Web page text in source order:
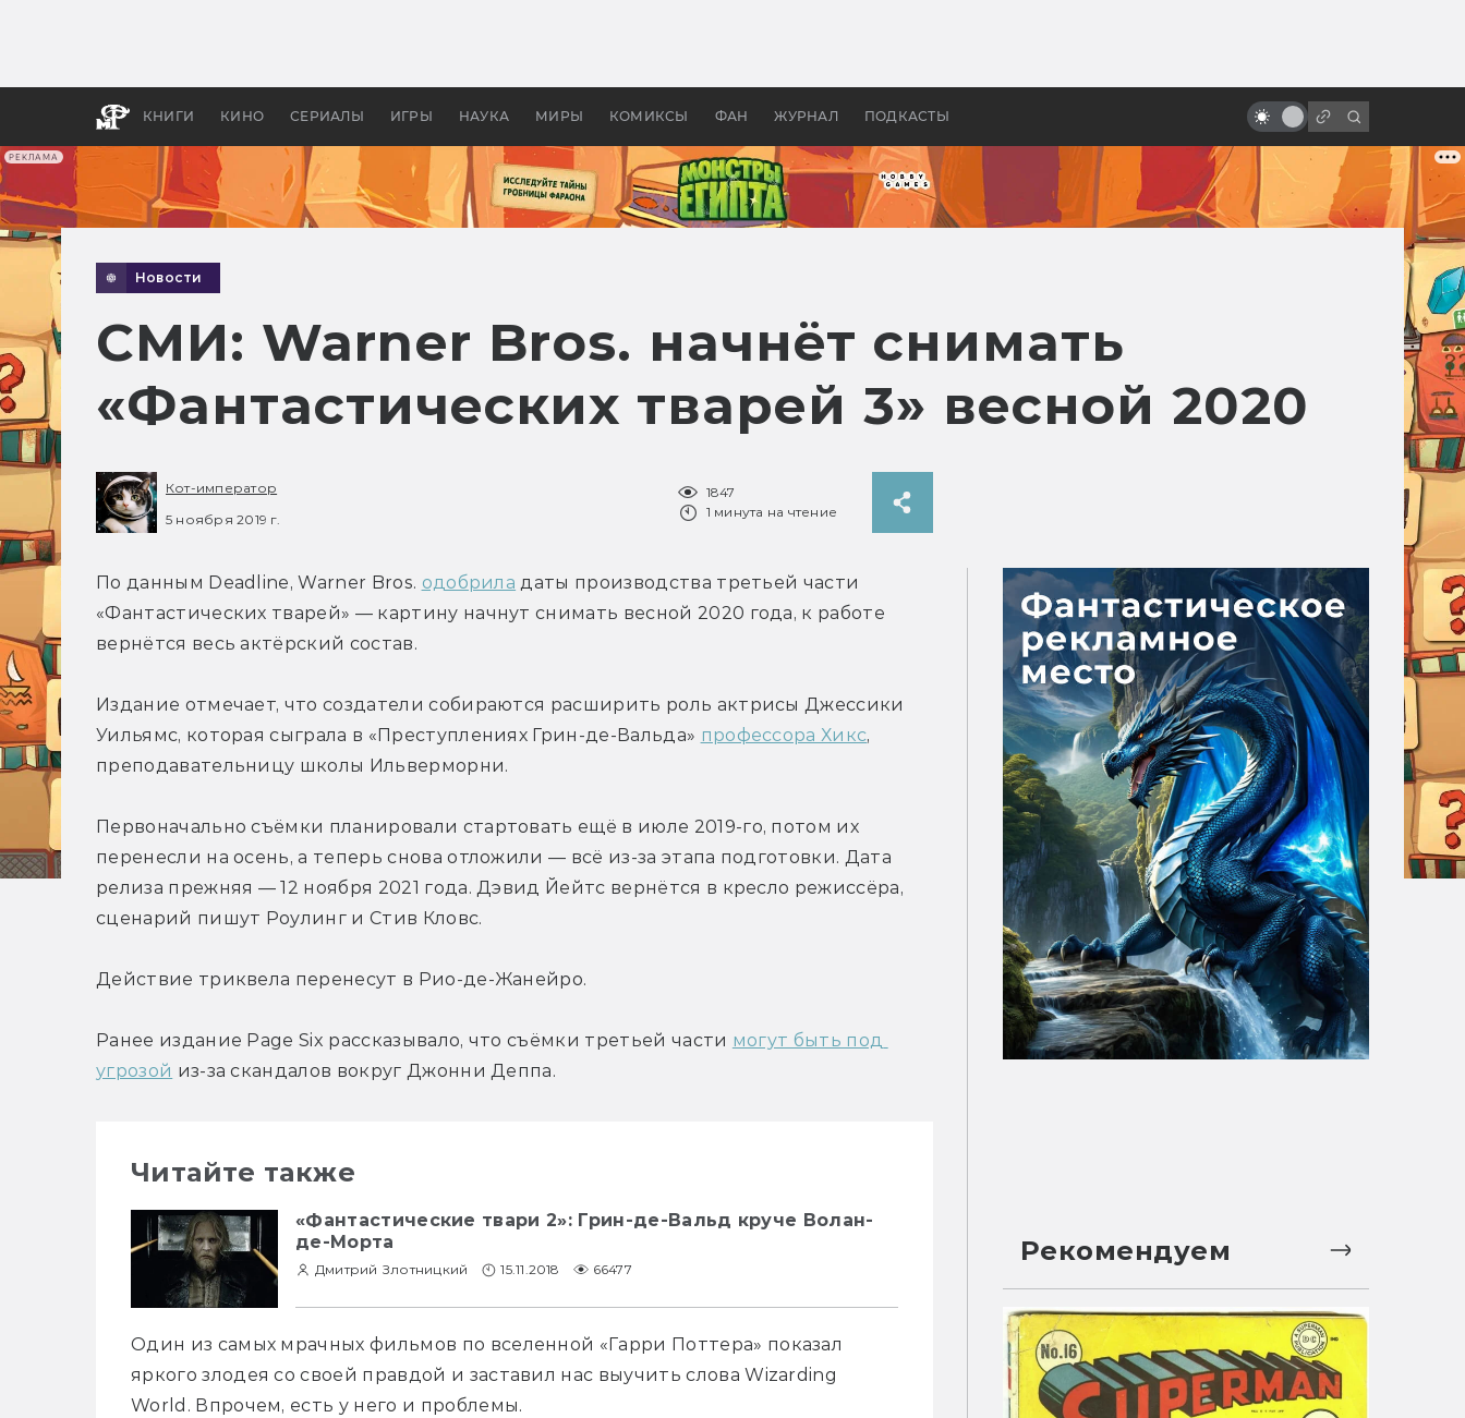
РЕКЛАМА
КНИГИ КИНО СЕРИАЛЫ ИГРЫ НАУКА МИРЫ КОМИКСЫ ФАН ЖУРНАЛ ПОДКАСТЫ
апокалипсис, в России —
бы «Властелина колец»
«Люди Икс»: всё о фильмах серии
Новости
СМИ: Warner Bros. начнёт снимать
«Фантастических тварей 3» весной 2020
Кот-император
5 ноября 2019 г.
1847
1 минута на чтение
По данным Deadline, Warner Bros. одобрила даты производства третьей части
«Фантастических тварей» — картину начнут снимать весной 2020 года, к работе
вернётся весь актёрский состав.
Издание отмечает, что создатели собираются расширить роль актрисы Джессики
Уильямс, которая сыграла в «Преступлениях Грин-де-Вальда» профессора Хикс,
преподавательницу школы Ильверморни.
Первоначально съёмки планировали стартовать ещё в июле 2019-го, потом их
перенесли на осень, а теперь снова отложили — всё из-за этапа подготовки. Дата
релиза прежняя — 12 ноября 2021 года. Дэвид Йейтс вернётся в кресло режиссёра,
сценарий пишут Роулинг и Стив Кловс.
Действие триквела перенесут в Рио-де-Жанейро.
Ранее издание Page Six рассказывало, что съёмки третьей части могут быть под
угрозой из-за скандалов вокруг Джонни Деппа.
Читайте также
«Фантастические твари 2»: Грин-де-Вальд круче Волан-
де-Морта
Дмитрий Злотницкий 15.11.2018 66477
Один из самых мрачных фильмов по вселенной «Гарри Поттера» показал
яркого злодея со своей правдой и заставил нас выучить слова Wizarding
World. Впрочем, есть у него и проблемы.
Рекомендуем